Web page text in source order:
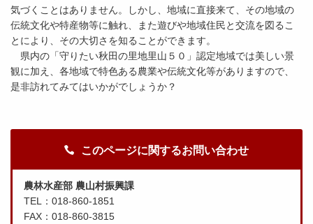
気づくことはありません。しかし、地域に直接来て、その地域の
伝統文化や特産物等に触れ、また遊びや地域住民と交流を図るこ
とにより、その大切さを知ることができます。
県内の「守りたい秋田の里地里山５０」認定地域では美しい景
観に加え、各地域で特色ある農業や伝統文化等がありますので、
是非訪れてみてはいかがでしょうか？
このページに関するお問い合わせ
農林水産部 農山村振興課
TEL：018-860-1851
FAX：018-860-3815